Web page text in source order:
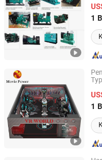
1
Shanghai, China
1
Guangzhou Movie Power
Guangdong, China